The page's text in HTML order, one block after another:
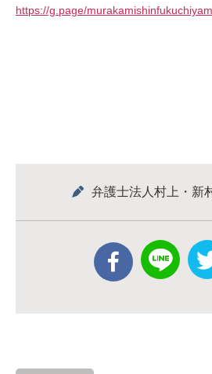
https://g.page/
弁護士法人村上・新